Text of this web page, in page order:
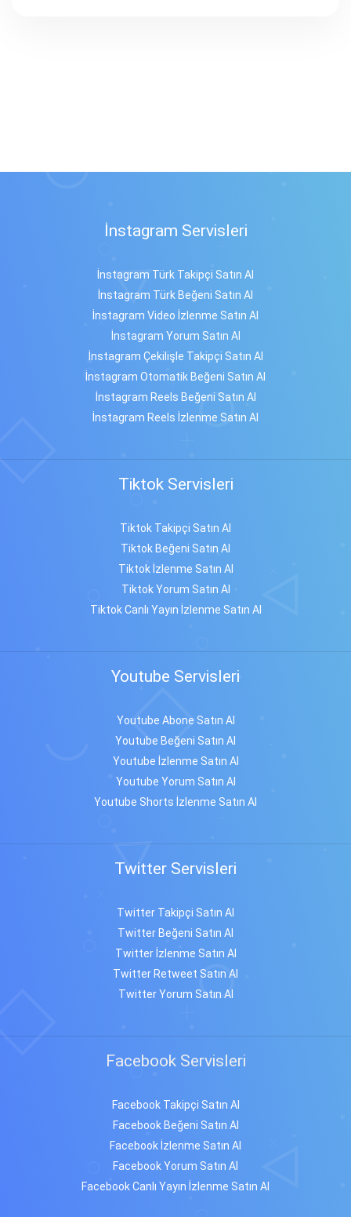
İnstagram Servisleri
İnstagram Türk Takipçi Satın Al
İnstagram Türk Beğeni Satın Al
İnstagram Video İzlenme Satın Al
İnstagram Yorum Satın Al
İnstagram Çekilişle Takipçi Satın Al
İnstagram Otomatik Beğeni Satın Al
İnstagram Reels Beğeni Satın Al
İnstagram Reels İzlenme Satın Al
Tiktok Servisleri
Tiktok Takipçi Satın Al
Tiktok Beğeni Satın Al
Tiktok İzlenme Satın Al
Tiktok Yorum Satın Al
Tiktok Canlı Yayın İzlenme Satın Al
Youtube Servisleri
Youtube Abone Satın Al
Youtube Beğeni Satın Al
Youtube İzlenme Satın Al
Youtube Yorum Satın Al
Youtube Shorts İzlenme Satın Al
Twitter Servisleri
Twitter Takipçi Satın Al
Twitter Beğeni Satın Al
Twitter İzlenme Satın Al
Twitter Retweet Satın Al
Twitter Yorum Satın Al
Facebook Servisleri
Facebook Takipçi Satın Al
Facebook Beğeni Satın Al
Facebook İzlenme Satın Al
Facebook Yorum Satın Al
Facebook Canlı Yayın İzlenme Satın Al